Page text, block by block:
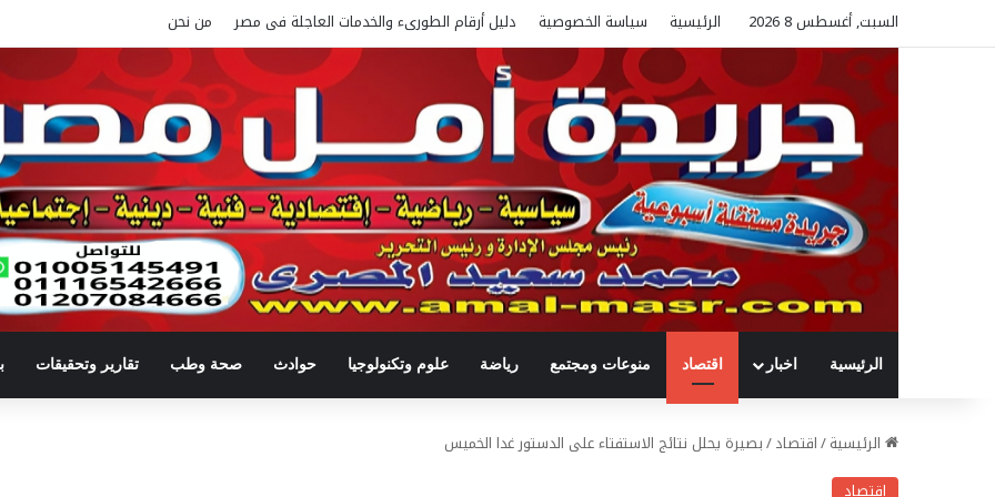
السبت, أغسطس 8 2026 الرئيسية سياسة الخصوصية دليل أرقام الطورىء والخدمات العاجلة فى مصر من نحن
الرئيسية اخبار اقتصاد منوعات ومجتمع رياضة علوم وتكنولوجيا حوادث صحة وطب تقارير وتحقيقات
الرئيسية/اقتصاد/بصيرة يحلل نتائج الاستفتاء على الدستور غدا الخميس
اقتصاد